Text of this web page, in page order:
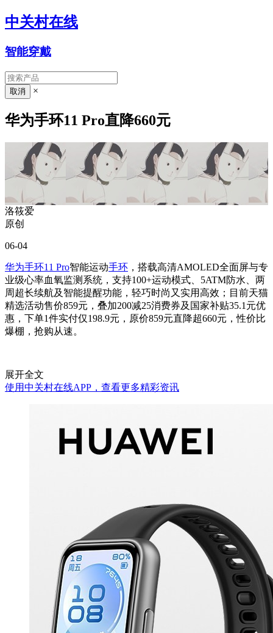
中关村在线
智能穿戴
×
华为手环11 Pro直降660元
洛筱爱
原创
06-04
华为手环11 Pro智能运动手环 ，搭载高清AMOLED全面屏与专
业级心率血氧监测系统，支持100+运动模式、5ATM防水、两
周超长续航及智能提醒功能，轻巧时尚又实用高效；目前天猫
精选活动售价859元，叠加200减25消费券及国家补贴35.1元优
惠，下单1件实付仅198.9元，原价859元直降超660元，性价比
爆棚，抢购从速。
展开全文
使用中关村在线APP，查看更多精彩资讯